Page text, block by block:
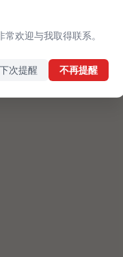
欢迎与我取得联系。
下次提醒 不再提醒